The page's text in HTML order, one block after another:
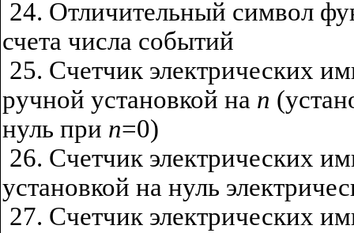
24. Отличительный символ
счета числа событий
25. Счетчик электрических
ручной установкой на n
нуль при n=0)
26. Счетчик электрических
установкой на нуль
27. Счетчик электрических